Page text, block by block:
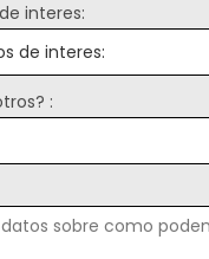
interes:
: